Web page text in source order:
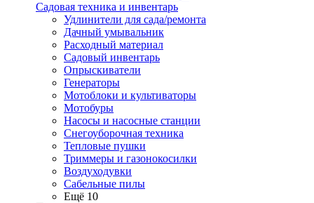
Садовая техника и инвентарь
Удлинители для сада/ремонта
Дачный умывальник
Расходный материал
Садовый инвентарь
Опрыскиватели
Генераторы
Мотоблоки и культиваторы
Мотобуры
Насосы и насосные станции
Снегоуборочная техника
Тепловые пушки
Триммеры и газонокосилки
Воздуходувки
Сабельные пилы
Ещё 10